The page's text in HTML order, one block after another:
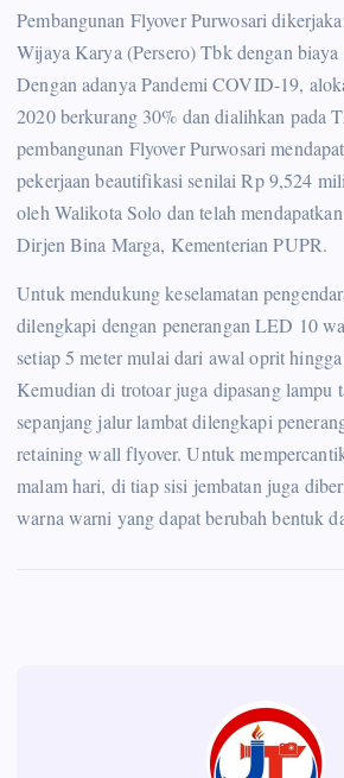
Pembangunan Flyover Purwosari
Wijaya Karya (Persero) Tbk dengan
Dengan adanya Pandemi COVID-19,
2020 berkurang 30% dan dialihkan pada
pembangunan Flyover Purwosari
pekerjaan beautifikasi senilai Rp 9,524
oleh Walikota Solo dan telah
Dirjen Bina Marga, Kementerian PUPR.
Untuk mendukung keselamatan
dilengkapi dengan penerangan LED 10
setiap 5 meter mulai dari awal oprit
Kemudian di trotoar juga dipasang lampu
sepanjang jalur lambat dilengkapi
retaining wall flyover. Untuk
malam hari, di tiap sisi jembatan juga
warna warni yang dapat berubah bentuk